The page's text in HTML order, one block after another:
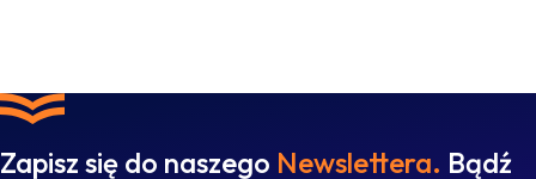
Zapisz się do naszego Newslettera. Bądź